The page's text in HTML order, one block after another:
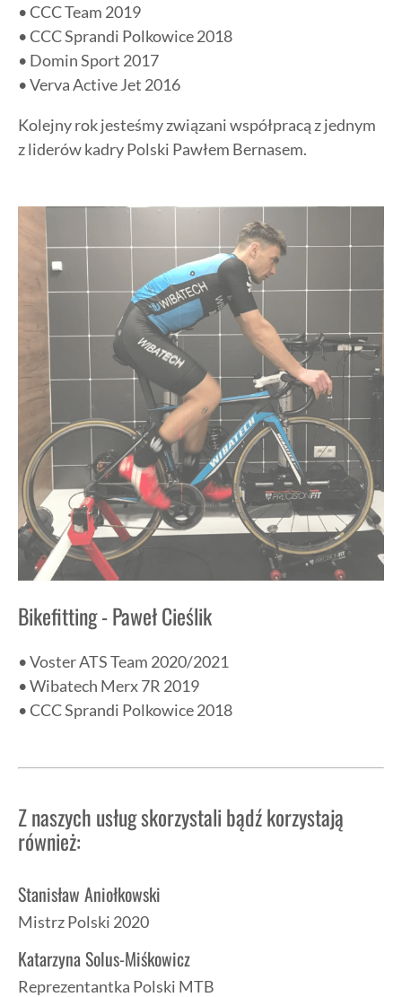
• CCC Team 2019
• CCC Sprandi Polkowice 2018
• Domin Sport 2017
• Verva Active Jet 2016
Kolejny rok jesteśmy związani współpracą z jednym
z liderów kadry Polski Pawłem Bernasem.
Bikefitting - Paweł Cieślik
• Voster ATS Team 2020/2021
• Wibatech Merx 7R 2019
• CCC Sprandi Polkowice 2018
Z naszych usług skorzystali bądź korzystają
również:
Stanisław Aniołkowski
Mistrz Polski 2020
Katarzyna Solus-Miśkowicz
Reprezentantka Polski MTB